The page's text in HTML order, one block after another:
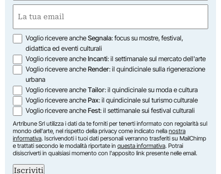
First
(Required)
Opzioni
Voglio ricevere ancheSegnala: focus su mostre, festival,
didattica ed eventi culturali
Voglio ricevere ancheIncanti: il settimanale sul mercato dell'arte
Voglio ricevere ancheRender: il quindicinale sulla rigenerazione
urbana
Voglio ricevere ancheTailor: il quindicinale su moda e cultura
Voglio ricevere anchePax: il quindicinale sul turismo culturale
Voglio ricevere ancheFest: il settimanale sui festival culturali
Artribune Srl utilizza i dati da te forniti per tenerti informato con regolarità sul
mondo dell'arte, nel rispetto della privacy come indicato nella nostra
informativa. Iscrivendoti i tuoi dati personali verranno trasferiti su MailChimp
e trattati secondo le modalità riportate in questa informativa. Potrai
disiscriverti in qualsiasi momento con l'apposito link presente nelle email.
Iscriviti